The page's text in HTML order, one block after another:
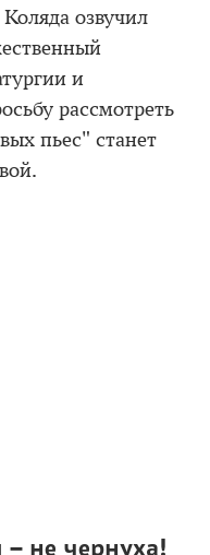
озвучил
и
рассмотреть
пьес" станет
не чернуха!